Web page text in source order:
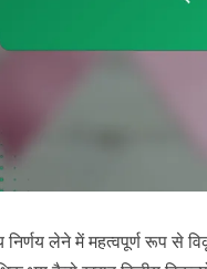
निर्णय लेने में महत्वपूर्ण रूप से